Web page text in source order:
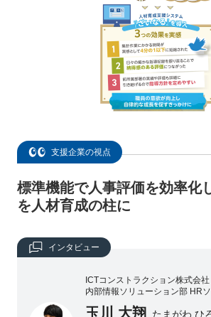
支援企業の視点
標準機能で人事評価を効率化
を人材育成の柱に
インタビュー
ICTコンストラクション株式会社
内部情報ソリューション部 HR
玉川 大翔 たまがわ ひ